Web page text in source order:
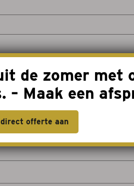
de zomer met
– Maak een
offerte aan